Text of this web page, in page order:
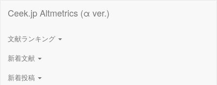
Ceek.jp Altmetrics (α ver.)
文献ランキング
新着文献
新着投稿